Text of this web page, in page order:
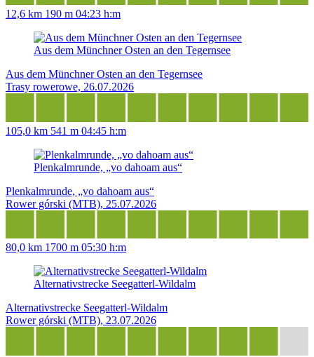
12,6 km 190 m 04:23 h:m
Aus dem Münchner Osten an den Tegernsee
Aus dem Münchner Osten an den Tegernsee
Trasy rowerowe, 26.07.2026
105,0 km 541 m 04:45 h:m
Plenkalmrunde, „vo dahoam aus“
Plenkalmrunde, „vo dahoam aus“
Rower górski (MTB), 25.07.2026
80,0 km 1700 m 05:30 h:m
Alternativstrecke Seegatterl-Wildalm
Alternativstrecke Seegatterl-Wildalm
Rower górski (MTB), 23.07.2026